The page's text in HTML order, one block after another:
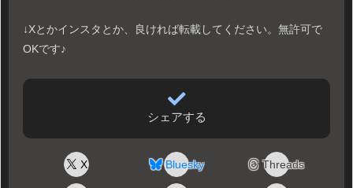
↓Xとかインスタとか、良ければ転載してください。無許可で
OKです♪
シェアする
X Bluesky Threads